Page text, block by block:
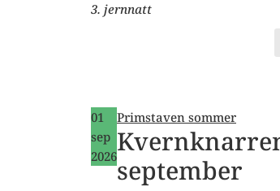
3. jernnatt
01
sep
2026
Primstaven sommer
september